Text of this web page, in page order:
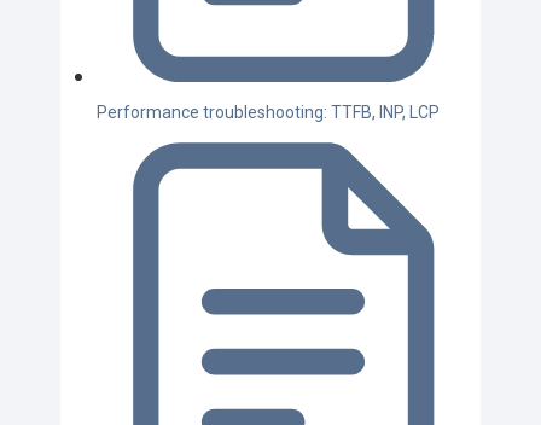
Performance troubleshooting: TTFB, INP, LCP